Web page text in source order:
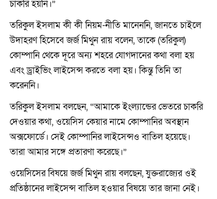
চাকরি হয়নি।”
তরিকুল ইসলাম কী কী নিয়ম-নীতি মানেননি, জানতে চাইলে
উদাহরণ হিসেবে জর্জ মিথুন রায় বলেন, তাকে (তরিকুল)
কোম্পানি থেকে দূরে অন্য শহরে যোগদানের কথা বলা হয়
এবং ড্রাইভিং লাইসেন্স করতে বলা হয়। কিন্তু তিনি তা
করেননি।
তরিকুল ইসলাম বলছেন, “আমাকে ইংল্যান্ডের ভেতরে চাকরি
দেওয়ার কথা, ওয়েসিস কেয়ার নামে কোম্পানির অবস্থান
অক্সফোর্ডে। সেই কোম্পানির লাইসেন্সও বাতিল হয়েছে।
তারা আমার সঙ্গে প্রতারণা করেছে।”
ওয়েসিসের বিষয়ে জর্জ মিথুন রায় বলছেন, যুক্তরাজ্যের ওই
প্রতিষ্ঠানের লাইসেন্স বাতিল হওয়ার বিষয়ে তার জানা নেই।